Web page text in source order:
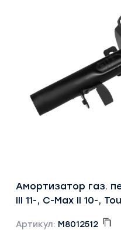
Амортизатор газ.
III 11-, C-Max II 10-,
Артикул: M8012512